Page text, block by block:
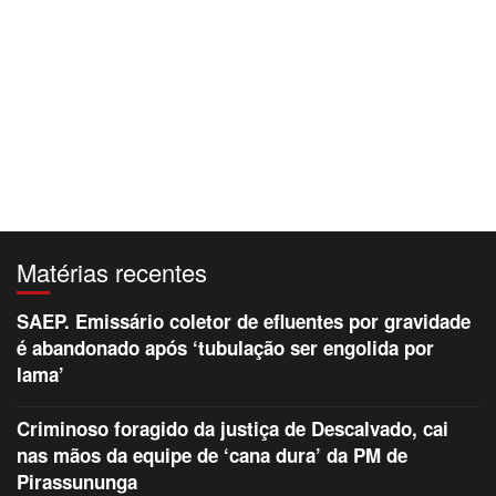
Matérias recentes
SAEP. Emissário coletor de efluentes por gravidade
é abandonado após ‘tubulação ser engolida por
lama’
Criminoso foragido da justiça de Descalvado, cai
nas mãos da equipe de ‘cana dura’ da PM de
Pirassununga